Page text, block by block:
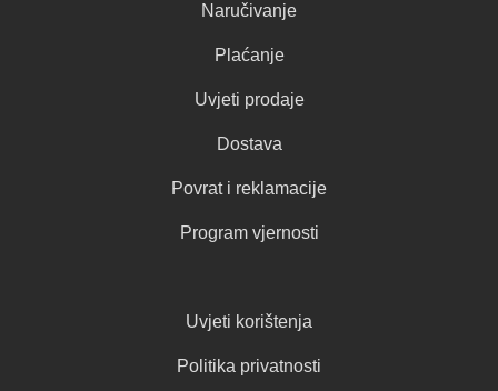
Naručivanje
Plaćanje
Uvjeti prodaje
Dostava
Povrat i reklamacije
Program vjernosti
Uvjeti korištenja
Politika privatnosti